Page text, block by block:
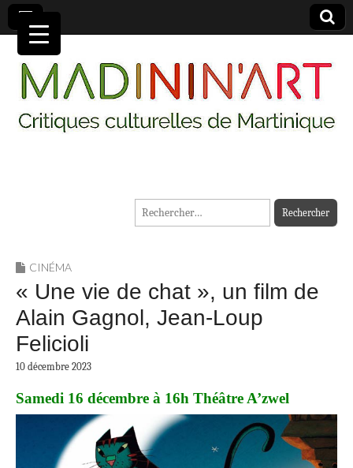
MADININ'ART
Rechercher :
CINÉMA
« Une vie de chat », un film de
Alain Gagnol, Jean-Loup
Felicioli
10 décembre 2023
Samedi 16 décembre à 16h Théâtre A’zwel